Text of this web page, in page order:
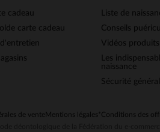
cadeau
carte cadeau
Liste de
Conseils
Vidéos
Les
naissance
Sécurité
de venteMentions légales *Conditions des